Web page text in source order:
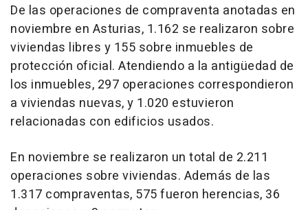
De las operaciones de compraventa anotadas en
noviembre en Asturias, 1.162 se realizaron sobre
viviendas libres y 155 sobre inmuebles de
protección oficial. Atendiendo a la antigüedad de
los inmuebles, 297 operaciones correspondieron
a viviendas nuevas, y 1.020 estuvieron
relacionadas con edificios usados.
En noviembre se realizaron un total de 2.211
operaciones sobre viviendas. Además de las
1.317 compraventas, 575 fueron herencias, 36